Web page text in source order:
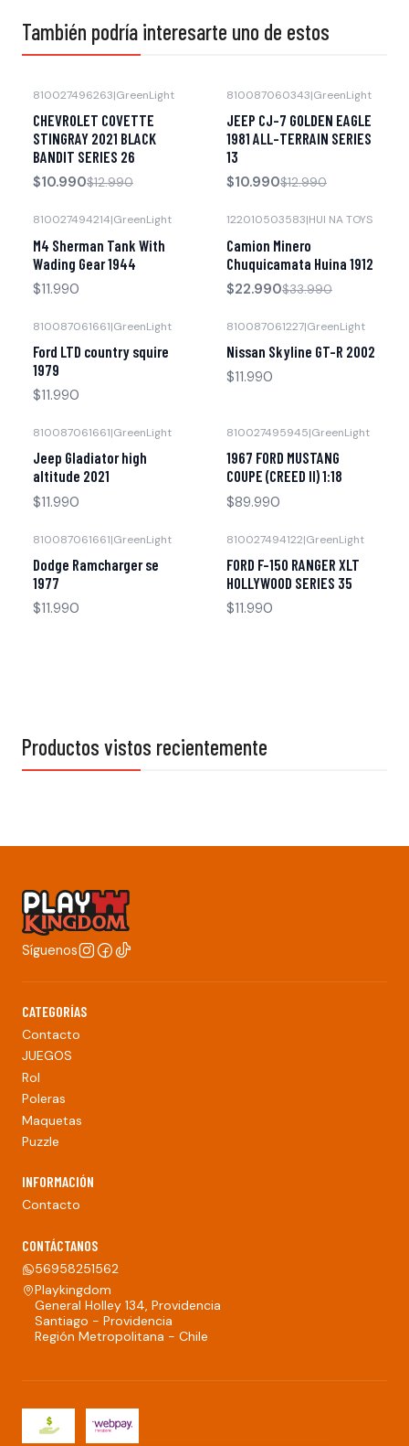
También podría interesarte uno de estos
Agotado
810027496263|GreenLight
CHEVROLET COVETTE
STINGRAY 2021 BLACK
BANDIT SERIES 26
$10.990$12.990
Agotado
810087060343|GreenLight
JEEP CJ-7 GOLDEN EAGLE
1981 ALL-TERRAIN SERIES
13
$10.990$12.990
810027494214|GreenLight
M4 Sherman Tank With
Wading Gear 1944
$11.990
Agotado
122010503583|HUI NA TOYS
Camion Minero
Chuquicamata Huina 1912
$22.990$33.990
810087061661|GreenLight
Ford LTD country squire
1979
$11.990
810087061227|GreenLight
Nissan Skyline GT-R 2002
$11.990
810087061661|GreenLight
Jeep Gladiator high
altitude 2021
$11.990
810027495945|GreenLight
1967 FORD MUSTANG
COUPE (CREED II) 1:18
$89.990
810087061661|GreenLight
Dodge Ramcharger se
1977
$11.990
810027494122|GreenLight
FORD F-150 RANGER XLT
HOLLYWOOD SERIES 35
$11.990
Productos vistos recientemente
Síguenos
CATEGORÍAS
Contacto
JUEGOS
Rol
Poleras
Maquetas
Puzzle
INFORMACIÓN
Contacto
CONTÁCTANOS
56958251562
Playkingdom
General Holley 134, Providencia
Santiago - Providencia
Región Metropolitana - Chile